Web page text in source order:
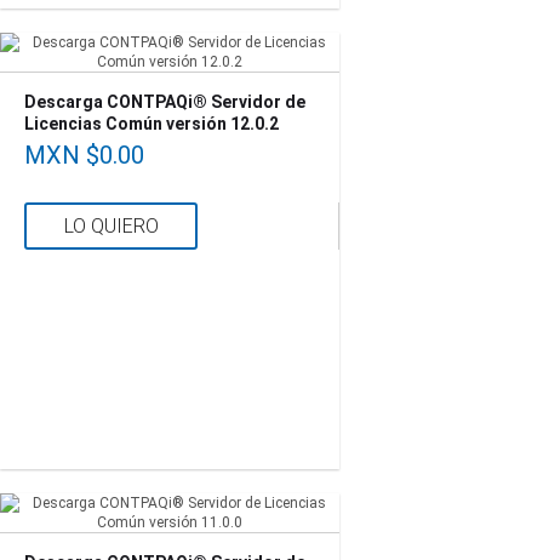
Descarga CONTPAQi® Servidor de
Licencias Común versión 12.0.2
MXN $0.00
LO QUIERO